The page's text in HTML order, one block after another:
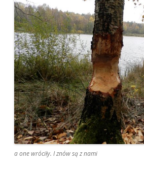
a one wróciły. I znów są z nami